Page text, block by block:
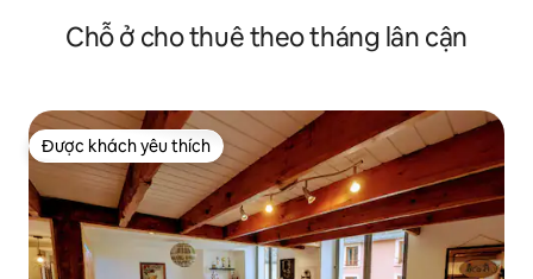
Chỗ ở cho thuê theo tháng lân cận
Được khách yêu thích
Được khách yêu thích